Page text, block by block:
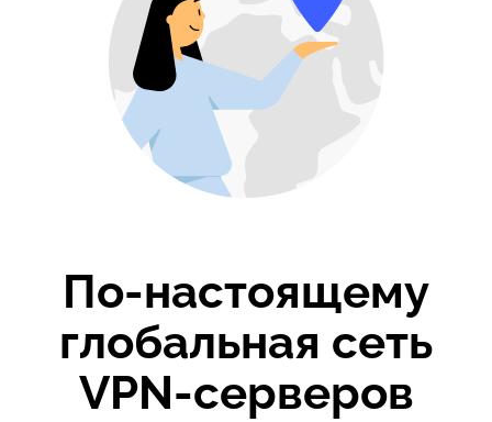
По-настоящему
глобальная сеть
VPN-серверов